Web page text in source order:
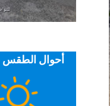
أحوال الطقس